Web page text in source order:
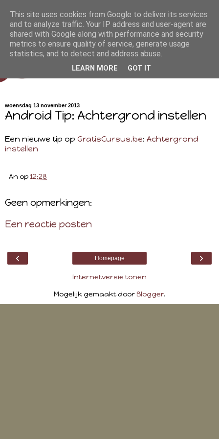
woensdag 13 november 2013
Android Tip: Achtergrond instellen
Een nieuwe tip op GratisCursus.be: Achtergrond
instellen
An op12:28
Geen opmerkingen:
Een reactie posten
‹ ›
Homepage
Internetversie tonen
Mogelijk gemaakt doorBlogger.
This site uses cookies from Google to deliver its services
and to analyze traffic. Your IP address and user-agent are
shared with Google along with performance and security
metrics to ensure quality of service, generate usage
statistics, and to detect and address abuse.
LEARN MORE GOT IT